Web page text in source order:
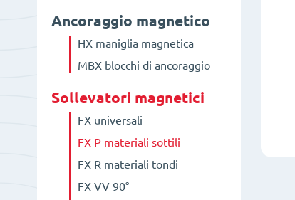
Ancoraggio magnetico
HX maniglia magnetica
MBX blocchi di ancoraggio
Sollevatori magnetici
FX universali
FX P materiali sottili
FX R materiali tondi
FX VV 90°